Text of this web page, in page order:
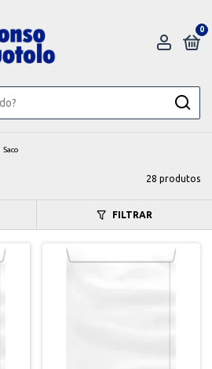
0
Saco
28 produtos
FILTRAR